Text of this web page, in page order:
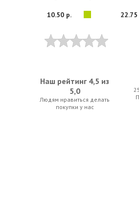
10.50 р. 22.75
D'Addario Planet Waves PW-RSCS-50 Renew
Наш рейтинг 4,5 из
5,0
Людям нравиться делать
покупки у нас